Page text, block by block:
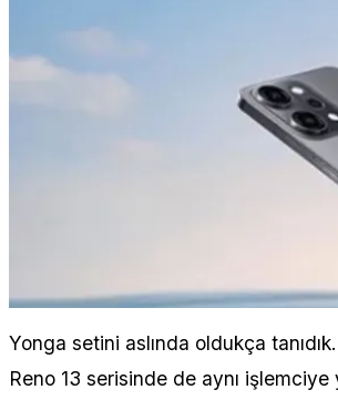
Yonga setini aslında oldukça
Reno 13 serisinde de aynı